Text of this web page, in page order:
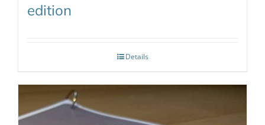
edition
Details